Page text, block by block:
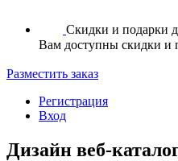
Скидки и подарки
Вам доступны скидки и
Разместить заказ
Регистрация
Вход
Дизайн веб-